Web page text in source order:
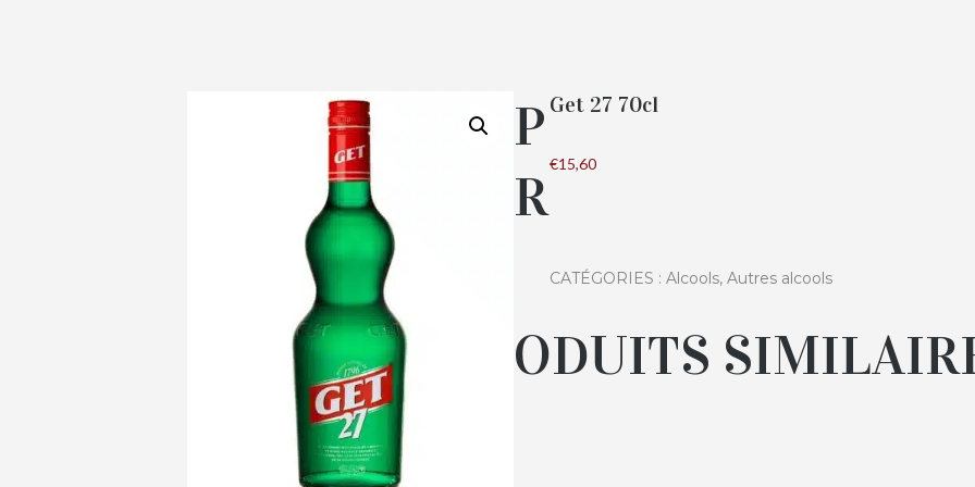
Get 27 70cl
€15,60
CATÉGORIES : Alcools, Autres alcools
P
R
ODUITS